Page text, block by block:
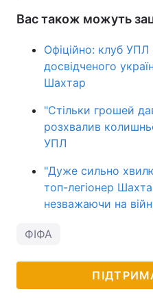
Вас також можуть
Офіційно: клуб
досвідченого
Шахтар
"Стільки грошей
розхвалив
УПЛ
"Дуже сильно
топ-легіонер
незважаючи на
ФІФА